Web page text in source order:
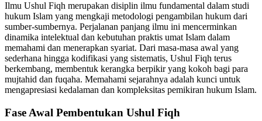
Ilmu Ushul Fiqh merupakan disiplin ilmu fundamental dalam studi
hukum Islam yang mengkaji metodologi pengambilan hukum dari
sumber-sumbernya. Perjalanan panjang ilmu ini mencerminkan
dinamika intelektual dan kebutuhan praktis umat Islam dalam
memahami dan menerapkan syariat. Dari masa-masa awal yang
sederhana hingga kodifikasi yang sistematis, Ushul Fiqh terus
berkembang, membentuk kerangka berpikir yang kokoh bagi para
mujtahid dan fuqaha. Memahami sejarahnya adalah kunci untuk
mengapresiasi kedalaman dan kompleksitas pemikiran hukum Islam.
Fase Awal Pembentukan Ushul Fiqh